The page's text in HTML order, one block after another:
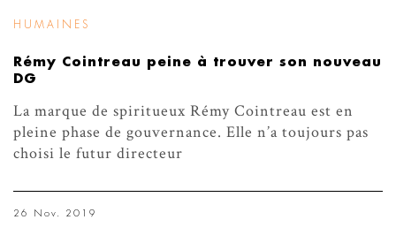
HUMAINES
Rémy Cointreau peine à trouver son nouveau
DG
La marque de spiritueux Rémy Cointreau est en
pleine phase de gouvernance. Elle n’a toujours pas
choisi le futur directeur
26 Nov. 2019